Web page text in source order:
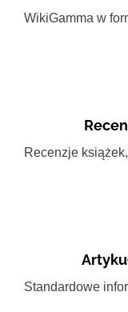
WikiGamma w
Recenzje
Standardowe